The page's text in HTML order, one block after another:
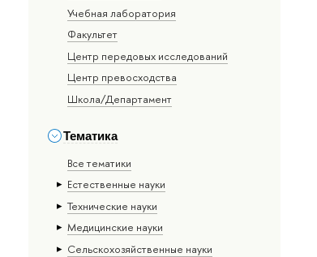
Учебная лаборатория
Факультет
Центр передовых исследований
Центр превосходства
Школа/Департамент
Тематика
Все тематики
Естественные науки
Тех­ничес­кие науки
Медицинские науки
Сельскохозяйственные науки